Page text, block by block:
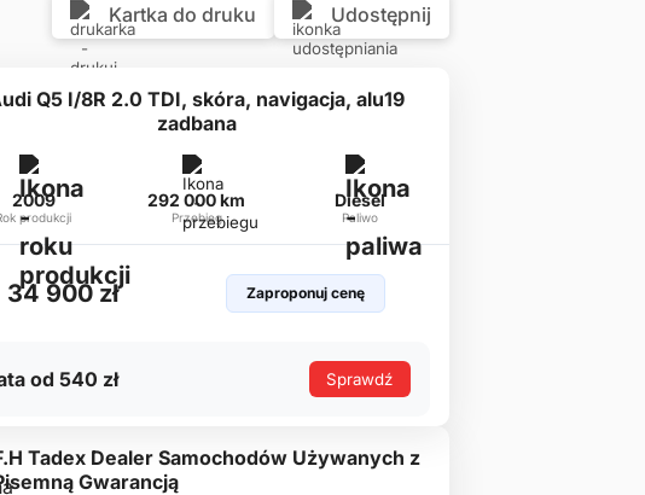
Kartka do druku Udostępnij
Q5 I/8R 2.0 TDI, skóra, navigacja, alu19
zadbana
2009
produkcji
292 000 km
Przebieg
Diesel
Paliwo
34 900 zł Zaproponuj cenę
od 540 zł Sprawdź
Tadex Dealer Samochodów Używanych z
Gwarancją